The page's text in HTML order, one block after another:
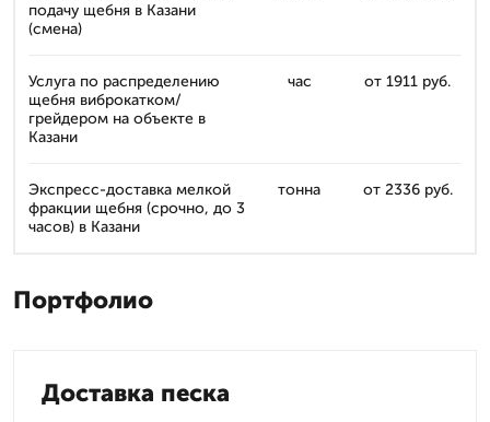
подачу щебня в Казани
(смена)
Услуга по распределению
щебня виброкатком/
грейдером на объекте в
Казани
час от 1911 руб.
Экспресс-доставка мелкой
фракции щебня (срочно, до 3
часов) в Казани
тонна от 2336 руб.
Портфолио
Доставка песка